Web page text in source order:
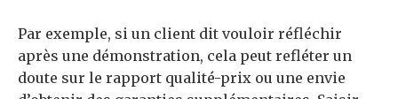
Par exemple, si un client dit vouloir réfléchir
après une démonstration, cela peut refléter un
doute sur le rapport qualité-prix ou une envie